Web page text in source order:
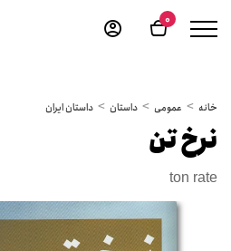
0
خانه عمومی داستان داستان ایران
نرخ تن
ton rate